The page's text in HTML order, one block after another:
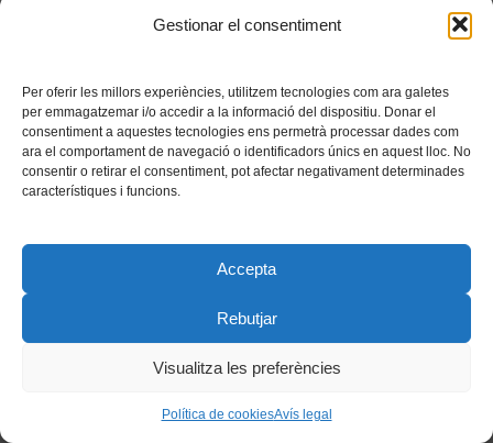
Gestionar el consentiment
Per oferir les millors experiències, utilitzem tecnologies com ara galetes
per emmagatzemar i/o accedir a la informació del dispositiu. Donar el
consentiment a aquestes tecnologies ens permetrà processar dades com
ara el comportament de navegació o identificadors únics en aquest lloc. No
consentir o retirar el consentiment, pot afectar negativament determinades
característiques i funcions.
Accepta
Rebutjar
Visualitza les preferències
Política de cookiesAvís legal